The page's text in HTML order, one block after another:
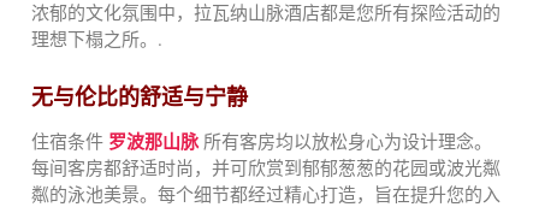
浓郁的文化氛围中，拉瓦纳山脉酒店都是您所有探险活动的
理想下榻之所。.
无与伦比的舒适与宁静
住宿条件 罗波那山脉 所有客房均以放松身心为设计理念。
每间客房都舒适时尚，并可欣赏到郁郁葱葱的花园或波光粼
粼的泳池美景。每个细节都经过精心打造，旨在提升您的入